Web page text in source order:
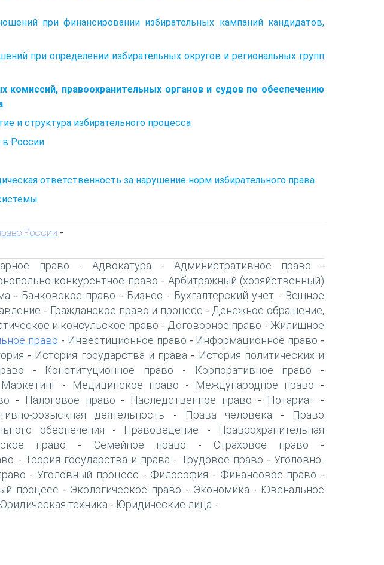
при финансировании избирательных кампаний кандидатов,
при определении избирательных округов и региональных групп
комиссий, правоохранительных органов и судов по обеспечению
и структура избирательного процесса
в России
ответственность за нарушение норм избирательного права
России -
право - Адвокатура - Административное право -
конкурентное право - Арбитражный (хозяйственный)
- Банковское право - Бизнес - Бухгалтерский учет - Вещное
- Гражданское право и процесс - Денежное обращение,
и консульское право - Договорное право - Жилищное
право - Инвестиционное право - Информационное право -
- История государства и права - История политических и
- Конституционное право - Корпоративное право -
Маркетинг- Медицинское право - Международное право -
- Налоговое право - Наследственное право - Нотариат -
розыскная деятельность - Права человека -
Право
обеспечения - Правоведение -
Правоохранительная
право - Семейное право - Страховое право -
- Теория государства и права - Трудовое право -Уголовно-
-Уголовный процесс - Философия - Финансовое право -
процесс - Экологическое право - Экономика - Ювенальное
техника - Юридические лица -